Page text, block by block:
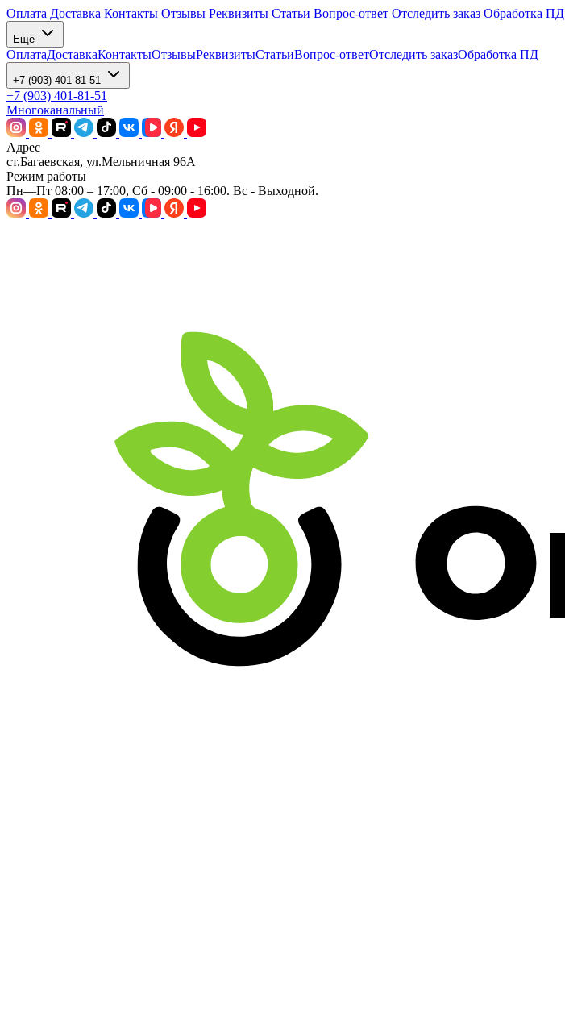
Оплата Доставка Контакты Отзывы Реквизиты Статьи Вопрос-ответ Отследить заказ Обработка ПД
Еще
ОплатаДоставкаКонтактыОтзывыРеквизитыСтатьиВопрос-ответОтследить заказОбработка ПД
+7 (903) 401-81-51
+7 (903) 401-81-51
Многоканальный
Адрес
ст.Багаевская, ул.Мельничная 96А
Режим работы
Пн—Пт 08:00 – 17:00, Сб - 09:00 - 16:00. Вс - Выходной.